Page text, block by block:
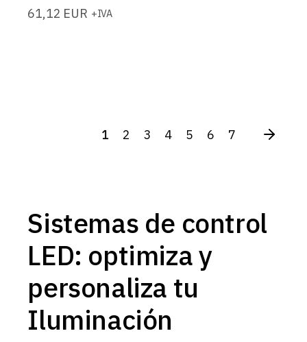
61,12 EUR +IVA
1 2 3 4 5 6 7
Sistemas de control
LED: optimiza y
personaliza tu
Iluminación